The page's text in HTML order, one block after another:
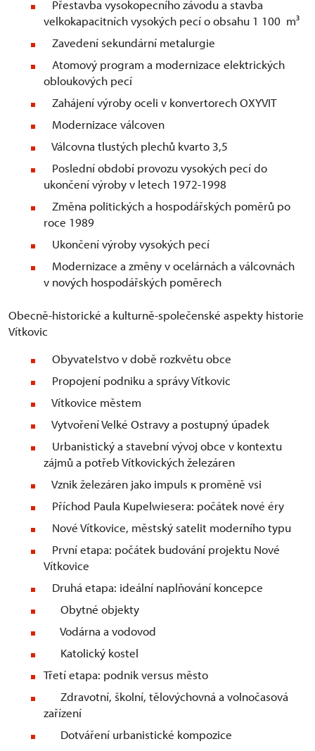
Přestavba vysokopecního závodu a stavba
velkokapacitních vysokých pecí o obsahu 1 100 m³
Zavedení sekundární metalurgie
Atomový program a modernizace elektrických
obloukových pecí
Zahájení výroby oceli v konvertorech OXYVIT
Modernizace válcoven
Válcovna tlustých plechů kvarto 3,5
Poslední období provozu vysokých pecí do
ukončení výroby v letech 1972-1998
Změna politických a hospodářských poměrů po
roce 1989
Ukončení výroby vysokých pecí
Modernizace a změny v ocelárnách a válcovnách
v nových hospodářských poměrech
Obecně-historické a kulturně-společenské aspekty historie
Vítkovic
Obyvatelstvo v době rozkvětu obce
Propojení podniku a správy Vítkovic
Vítkovice městem
Vytvoření Velké Ostravy a postupný úpadek
Urbanistický a stavební vývoj obce v kontextu
zájmů a potřeb Vítkovických železáren
Vznik železáren jako impuls к proměně vsi
Příchod Paula Kupelwiesera: počátek nové éry
Nové Vítkovice, městský satelit moderního typu
První etapa: počátek budování projektu Nové
Vítkovice
Druhá etapa: ideální naplňování koncepce
Obytné objekty
Vodárna a vodovod
Katolický kostel
Třetí etapa: podnik versus město
Zdravotní, školní, tělovýchovná a volnočasová
zařízení
Dotváření urbanistické kompozice